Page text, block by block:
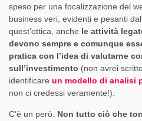
speso per una focalizzazione del
business veri, evidenti e pesanti
quest’ottica, anche le attività
devono sempre e comunque
pratica con l’idea di valutarne
sull’investimento (non avrei
identificare un modello di analisi
non ci credessi veramente!).
C’è un però. Non tutto ciò che